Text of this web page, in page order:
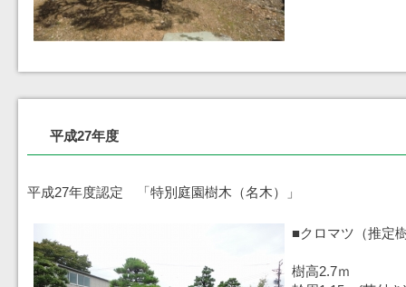
平成27年度
平成27年度認定 「特別庭園樹木（名木）」
■クロマツ（推定
樹高2.7ｍ